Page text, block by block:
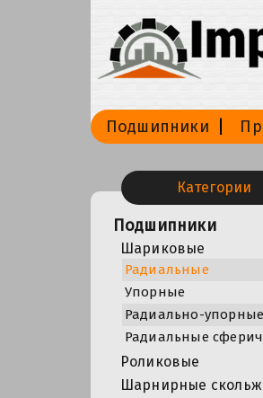
Подшипники
Категории
Подшипники
Шариковые
Радиальные
Упорные
Радиально-упорные
Радиальные
Роликовые
Шарнирные